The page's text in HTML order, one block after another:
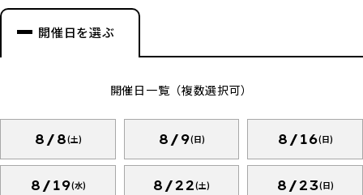
開催日を選ぶ
開催日一覧（複数選択可）
8/8(土) 8/9(日) 8/16(日)
8/19(水) 8/22(土) 8/23(日)